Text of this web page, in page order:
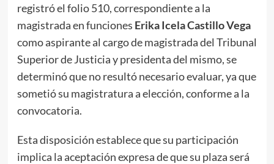
registró el folio 510, correspondiente a la
magistrada en funciones Erika Icela Castillo Vega
como aspirante al cargo de magistrada del Tribunal
Superior de Justicia y presidenta del mismo, se
determinó que no resultó necesario evaluar, ya que
sometió su magistratura a elección, conforme a la
convocatoria.
Esta disposición establece que su participación
implica la aceptación expresa de que su plaza será